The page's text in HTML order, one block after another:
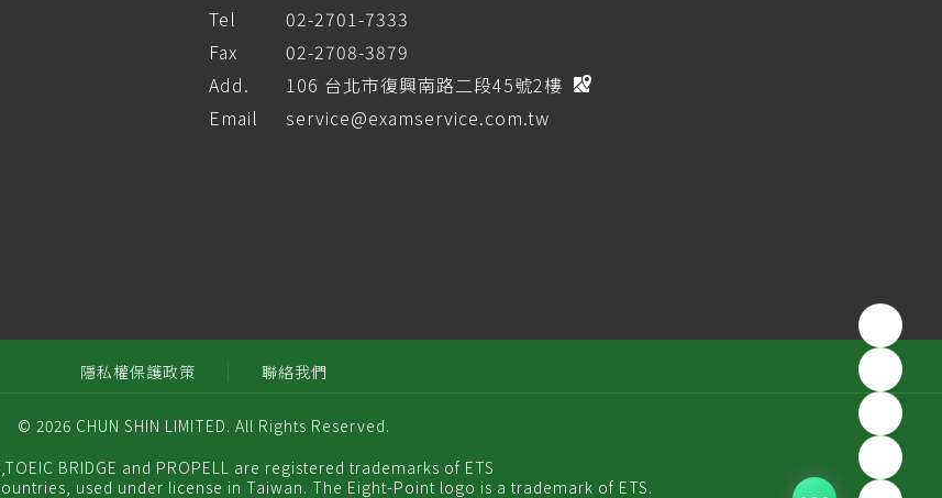
Tel
02-2701-7333
Fax
02-2708-3879
Add.
106 台北市復興南路二段45號2樓
Email
service@examservice.com.tw
隱私權保護政策 聯絡我們
© 2026 CHUN SHIN LIMITED. All Rights Reserved.
BRIDGE and PROPELL are registered trademarks of ETS
used under license in Taiwan. The Eight-Point logo is a trademark of ETS.